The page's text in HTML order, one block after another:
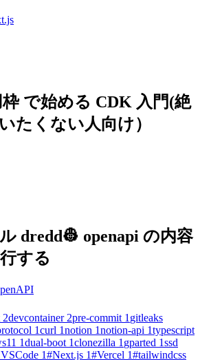
枠 で始める CDK 入門(絶
たくない人向け）
dredd👷 openapi の内容
する
2devcontainer 2pre-commit 1 gitleaks
1curl 1notion 1notion-api 1typescript
1dual-boot 1clonezilla 1 gparted 1ssd
VSCode 1#Next.js 1#Vercel 1#tailwindcss